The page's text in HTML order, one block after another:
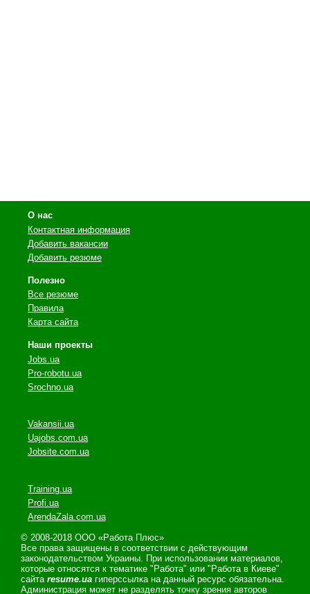
О нас
Контактная информация
Добавить вакансии
Добавить резюме
Полезно
Все резюме
Правила
Карта сайта
Наши проекты
Jobs.ua
Pro-robotu.ua
Srochno.ua
Vakansii.ua
Uajobs.com.ua
Jobsite.com.ua
Training.ua
Profi.ua
ArendaZala.com.ua
© 2008-2018 ООО «Работа Плюс»
Все права защищены в соответствии с действующим
законодательством Украины. При использовании материалов,
которые относятся к тематике "Работа" или "Работа в Киеве"
сайта resume.ua гиперссылка на данный ресурс обязательна.
Администрация может не разделять точку зрения авторов